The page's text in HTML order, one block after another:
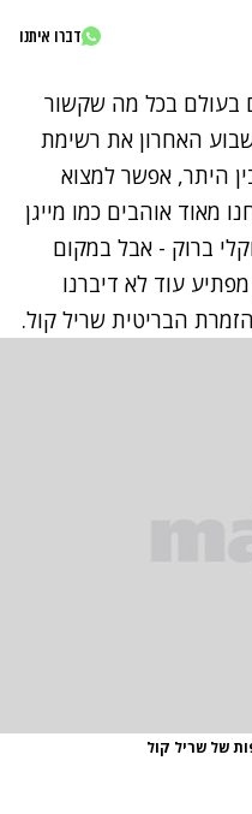
דברו איתנו
בעולם בכל מה שקשור
האחרון את רשימת
היתר, אפשר למצוא
מאוד אוהבים כמו מייגן
קלי ברוק - אבל במקום
עוד לא דיברנו
הבריטית שריל קול.
של שריל קול